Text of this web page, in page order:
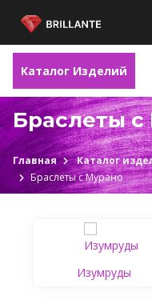
Каталог Изделий
Браслеты
Главная Каталог
Браслеты с Мурано
Изумруды